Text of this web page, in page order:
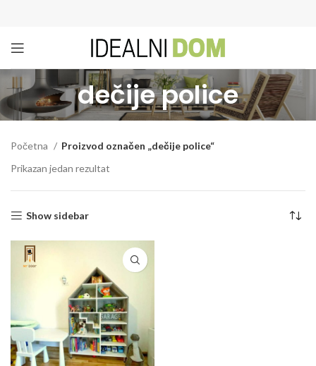
dečije police
Početna
Proizvod označen „dečije police“
Prikazan jedan rezultat
Show sidebar